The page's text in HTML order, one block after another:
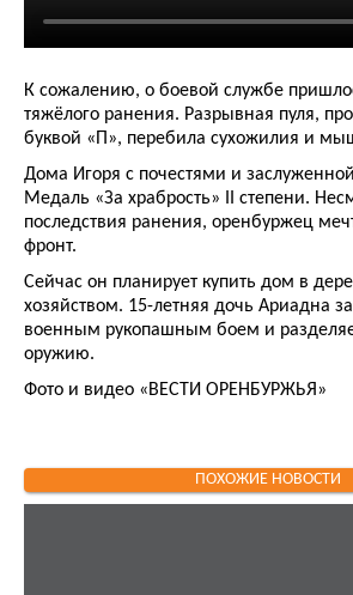
К сожалению, о боевой службе
тяжёлого ранения. Разрывная пуля,
буквой «П», перебила сухожилия и
Дома Игоря с почестями и
Медаль «За храбрость» II степени.
последствия ранения, оренбуржец
фронт.
Сейчас он планирует купить дом в
хозяйством. 15-летняя дочь Ариадна
военным рукопашным боем и
оружию.
Фото и видео «ВЕСТИ ОРЕНБУРЖЬЯ»
ПОХОЖИЕ НОВОСТИ